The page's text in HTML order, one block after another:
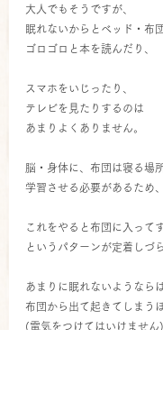
大人でもそうですが、
眠れないからとベッド・布
ゴロゴロと本を読んだり、
スマホをいじったり、
テレビを見たりするのは
あまりよくありません。
脳・身体に、布団は寝る場
学習させる必要があるため、
これをやると布団に入って
というパターンが定着しづ
あまりに眠れないようならば
布団から出て起きてしまう
(電気をつけてはいけません)